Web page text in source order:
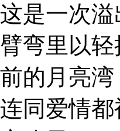
是一次
弯里以
的月亮
同爱情